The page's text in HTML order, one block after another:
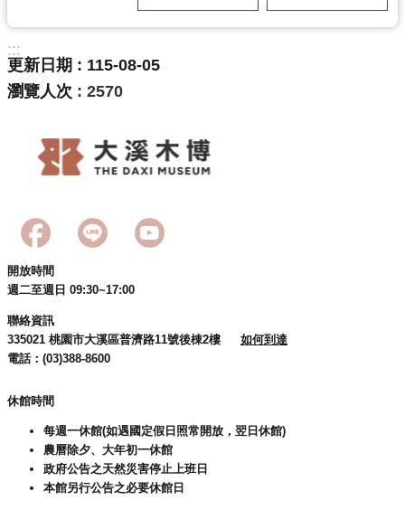
:::
更新日期
115-08-05
瀏覽人次
2570
開放時間
週二至週日 09:30~17:00
聯絡資訊
335021 桃園市大溪區普濟路11號後棟2樓
如何到達
電話：(03)388-8600
休館時間
每週一休館(如遇國定假日照常開放，翌日休館)
農曆除夕、大年初一休館
政府公告之天然災害停止上班日
本館另行公告之必要休館日